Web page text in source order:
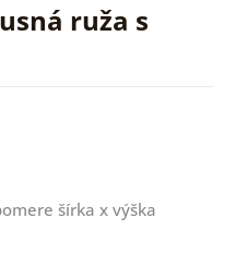
ruža s
šírka x výška